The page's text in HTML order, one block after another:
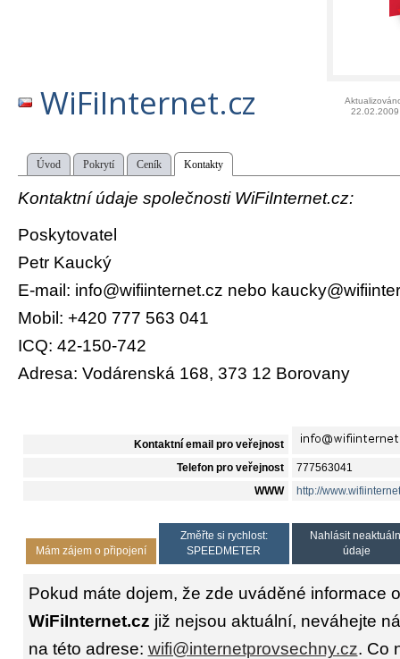
WiFiInternet.cz
22.02.2009
Úvod Pokrytí Ceník Kontakty
Kontaktní údaje společnosti WiFiInternet.cz:
Poskytovatel
Petr Kaucký
E-mail: info@wifiinternet.cz nebo
Mobil: +420 777 563 041
ICQ: 42-150-742
Adresa: Vodárenská 168, 373 12 Borovany
Kontaktní email pro veřejnost
Telefon pro veřejnost 777563041
WWW http://
Mám zájem o připojení
Změřte si rychlost:
SPEEDMETER
Nahlásit
údaje
Pokud máte dojem, že zde uváděné informace
WiFiInternet.cz již nejsou aktuální, neváhejte
na této adrese: wifi@internetprovsechny.cz. Co